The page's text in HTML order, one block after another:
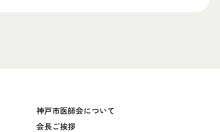
神戸市医師会について
会長ご挨拶